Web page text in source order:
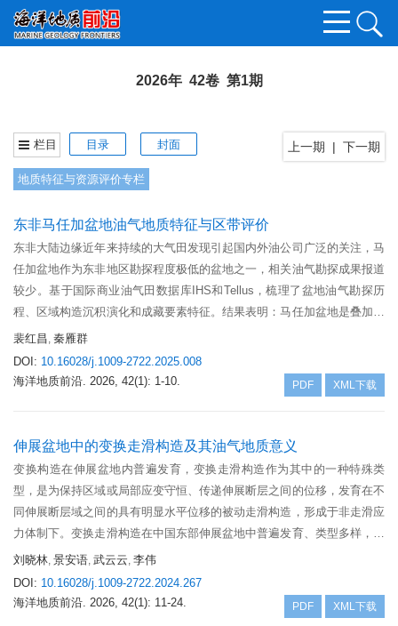
2026年 42卷 第1期
栏目 目录 封面 上一期 | 下一期
地质特征与资源评价专栏
东非马任加盆地油气地质特征与区带评价
东非大陆边缘近年来持续的大气田发现引起国内外油公司广泛的关注，马
任加盆地作为东非地区勘探程度极低的盆地之一，相关油气勘探成果报道
较少。基于国际商业油气田数据库IHS和Tellus，梳理了盆地油气勘探历
程、区域构造沉积演化和成藏要素特征。结果表明：马任加盆地是叠加在
晚古生代—侏罗纪裂谷之上的中—新生代被动陆缘盆地，经历了同裂谷、
马达加斯加陆块裂开和被动大陆边缘3个演化阶段，形成了东部陆相，往
西过渡到海相的沉积地层序列。截至目前，盆地尚无商业油气发现，潜在
的成藏组合包括白垩系构造-地层成藏组合和三叠系—侏罗系
盆地划分为西部深水区带等5个油气远景区带，综合评价认为，西部深水
区带为最有利区带，下一步应加强地震工作量部署，落实有利圈闭位置。
裴红昌, 秦雁群
DOI: 10.16028/j.1009-2722.2025.008
海洋地质前沿. 2026, 42(1): 1-10. PDF XML下载
伸展盆地中的变换走滑构造及其油气地质意义
变换构造在伸展盆地内普遍发育，变换走滑构造作为其中的一种特殊类
型，是为保持区域或局部应变守恒、传递伸展断层之间的位移，发育在不
同伸展断层域之间的具有明显水平位移的被动走滑构造，形成于非走滑应
力体制下。变换走滑构造在中国东部伸展盆地中普遍发育、类型多样，依
据是否形成明显的走滑断裂可划分为变换走滑断层和变换走滑带，其类型
与两侧断层伸展差异大小有关，进一步依据两侧断层的倾向，每类又可划
分为倾向相反型、倾向相同型和倾向复杂型3个亚类。变换走滑构造对油
气成藏具有重要的控制作用，可以为伸展盆地内构造圈闭解释判识提供依
刘晓林, 景安语, 武云云, 李伟
DOI: 10.16028/j.1009-2722.2024.267
海洋地质前沿. 2026, 42(1): 11-24. PDF XML下载